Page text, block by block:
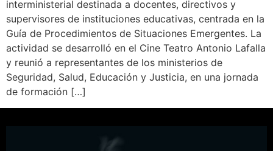
interministerial destinada a docentes, directivos y
supervisores de instituciones educativas, centrada en la
Guía de Procedimientos de Situaciones Emergentes. La
actividad se desarrolló en el Cine Teatro Antonio Lafalla
y reunió a representantes de los ministerios de
Seguridad, Salud, Educación y Justicia, en una jornada
de formación […]